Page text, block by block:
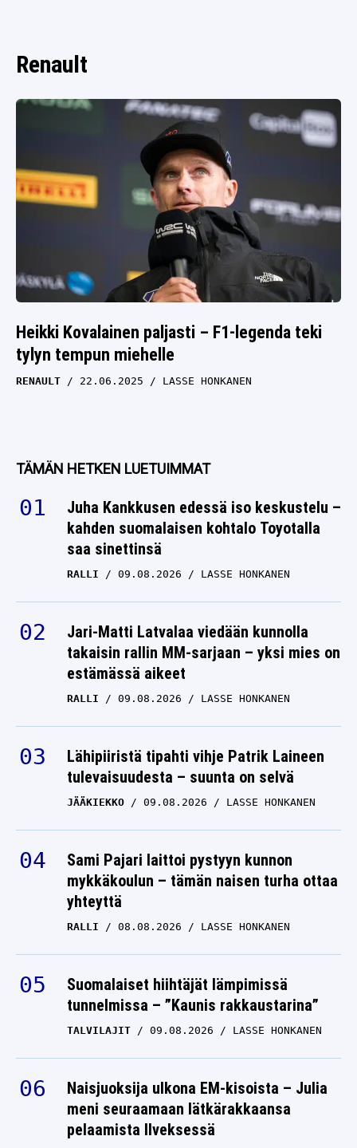
Renault
Heikki Kovalainen paljasti – F1-legenda teki
tylyn tempun miehelle
RENAULT 22.06.2025 LASSE HONKANEN
TÄMÄN HETKEN LUETUIMMAT
Juha Kankkusen edessä iso keskustelu –
kahden suomalaisen kohtalo Toyotalla
saa sinettinsä
RALLI 09.08.2026 LASSE HONKANEN
Jari-Matti Latvalaa viedään kunnolla
takaisin rallin MM-sarjaan – yksi mies on
estämässä aikeet
RALLI 09.08.2026 LASSE HONKANEN
Lähipiiristä tipahti vihje Patrik Laineen
tulevaisuudesta – suunta on selvä
JÄÄKIEKKO 09.08.2026 LASSE HONKANEN
Sami Pajari laittoi pystyyn kunnon
mykkäkoulun – tämän naisen turha ottaa
yhteyttä
RALLI 08.08.2026 LASSE HONKANEN
Suomalaiset hiihtäjät lämpimissä
tunnelmissa – ”Kaunis rakkaustarina”
TALVILAJIT 09.08.2026 LASSE HONKANEN
Naisjuoksija ulkona EM-kisoista – Julia
meni seuraamaan lätkärakkaansa
pelaamista Ilveksessä